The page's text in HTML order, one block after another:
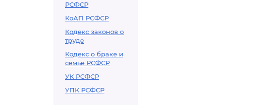
РСФСР
КоАП РСФСР
Кодекс законов о
труде
Кодекс о браке и
семье РСФСР
УК РСФСР
УПК РСФСР